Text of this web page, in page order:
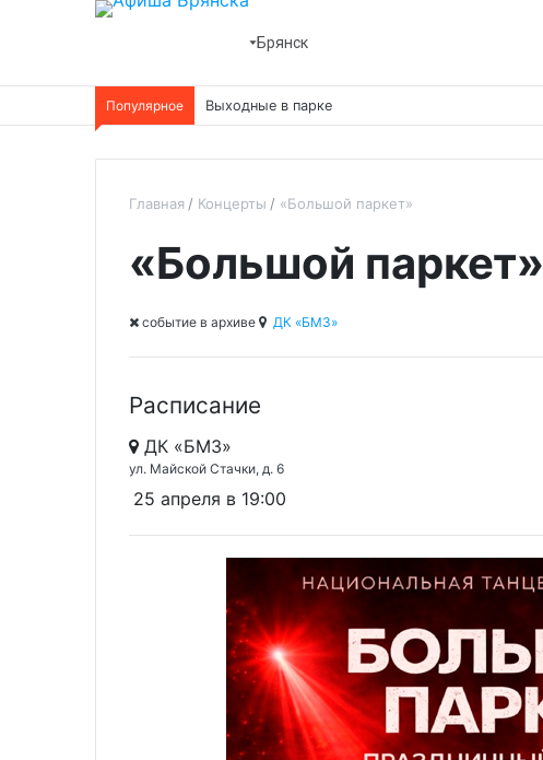
Брянск
Популярное Выходные в парке
Главная Концерты «Большой паркет»
«Большой паркет»
cобытие в архиве ДК «БМЗ»
Расписание
ДК «БМЗ»
ул. Майской Стачки, д. 6
25 апреля в 19:00